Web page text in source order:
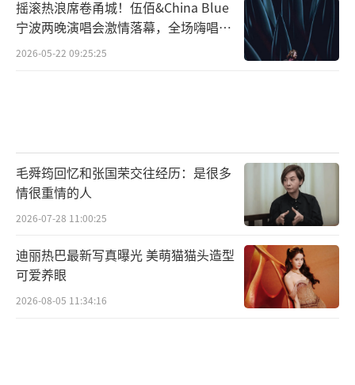
终是个低调且醉心于音乐创作的人，他的音乐
理念不会只为了“复仇”而创作。真正卓越的
音乐作品不会因为一时的流行而声名大噪，也
摇滚热浪席卷甬城！伍佰&China Blue
宁波两晚演唱会激情落幕，全场嗨唱氛
围炸裂
2026-05-22 09:25:25
毛舜筠回忆和张国荣交往经历：是很多
情很重情的人
2026-07-28 11:00:25
迪丽热巴最新写真曝光 美萌猫猫头造型
可爱养眼
2026-08-05 11:34:16